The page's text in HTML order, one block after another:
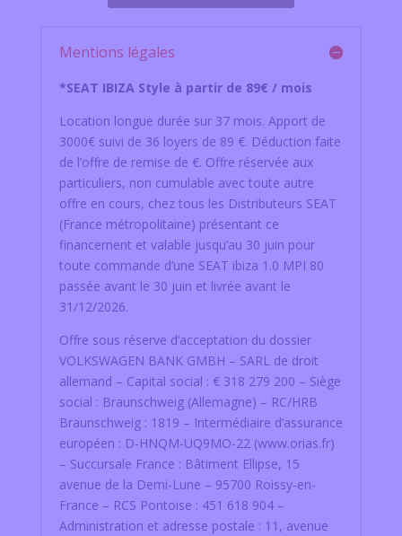
Mentions légales
*SEAT IBIZA Style à partir de 89€ / mois
Location longue durée sur 37 mois. Apport de
3000€ suivi de 36 loyers de 89 €. Déduction faite
de l’offre de remise de €. Offre réservée aux
particuliers, non cumulable avec toute autre
offre en cours, chez tous les Distributeurs SEAT
(France métropolitaine) présentant ce
financement et valable jusqu’au 30 juin pour
toute commande d’une SEAT ibiza 1.0 MPI 80
passée avant le 30 juin et livrée avant le
31/12/2026.
Offre sous réserve d’acceptation du dossier
VOLKSWAGEN BANK GMBH – SARL de droit
allemand – Capital social : € 318 279 200 – Siège
social : Braunschweig (Allemagne) – RC/HRB
Braunschweig : 1819 – Intermédiaire d’assurance
européen : D-HNQM-UQ9MO-22 (www.orias.fr)
– Succursale France : Bâtiment Ellipse, 15
avenue de la Demi-Lune – 95700 Roissy-en-
France – RCS Pontoise : 451 618 904 –
Administration et adresse postale : 11, avenue